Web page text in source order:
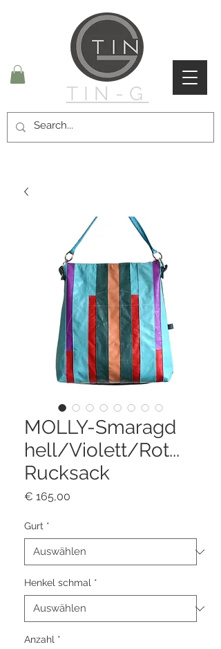
TIN-G
MOLLY-Smaragd
hell/Violett/Rot...
Rucksack
€ 165,00
Gurt *
Henkel schmal *
Anzahl *